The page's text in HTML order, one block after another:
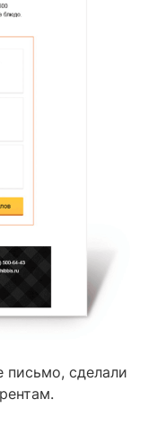
письмо, сделали